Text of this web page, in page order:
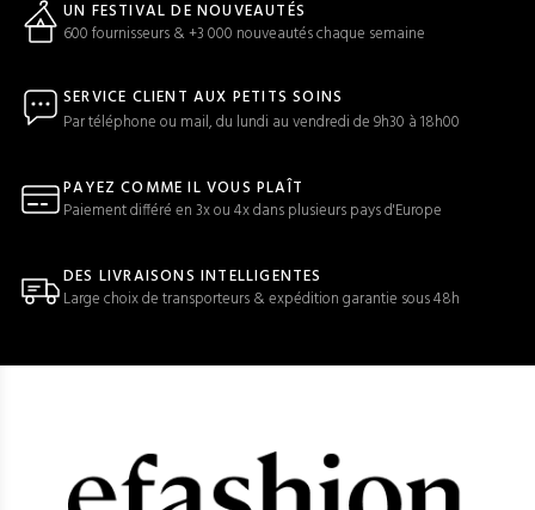
UN FESTIVAL DE NOUVEAUTÉS
600 fournisseurs & +3 000 nouveautés chaque semaine
SERVICE CLIENT AUX PETITS SOINS
Par téléphone ou mail, du lundi au vendredi de 9h30 à 18h00
PAYEZ COMME IL VOUS PLAÎT
Paiement différé en 3x ou 4x dans plusieurs pays d'Europe
DES LIVRAISONS INTELLIGENTES
Large choix de transporteurs & expédition garantie sous 48h